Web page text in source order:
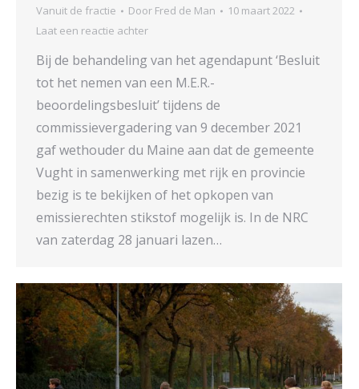
Vanuit de fractie Door Fred de Man
10 maart 2022
Laat een reactie achter
Bij de behandeling van het agendapunt ‘Besluit
tot het nemen van een M.E.R.-
beoordelingsbesluit’ tijdens de
commissievergadering van 9 december 2021
gaf wethouder du Maine aan dat de gemeente
Vught in samenwerking met rijk en provincie
bezig is te bekijken of het opkopen van
emissierechten stikstof mogelijk is. In de NRC
van zaterdag 28 januari lazen…